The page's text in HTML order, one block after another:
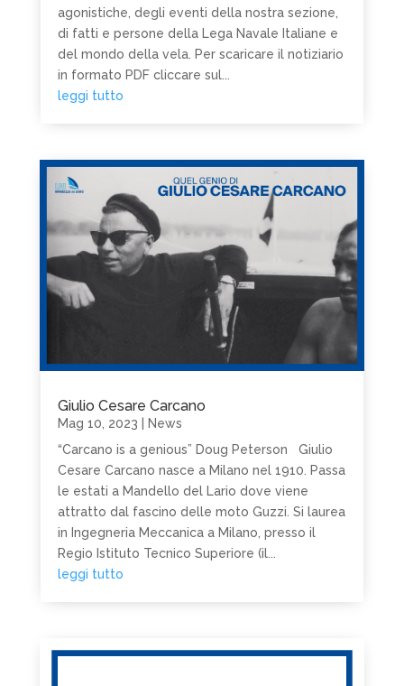
agonistiche, degli eventi della nostra sezione,
di fatti e persone della Lega Navale Italiane e
del mondo della vela. Per scaricare il notiziario
in formato PDF cliccare sul...
leggi tutto
Giulio Cesare Carcano
Mag 10, 2023
News
“Carcano is a genious” Doug Peterson Giulio
Cesare Carcano nasce a Milano nel 1910. Passa
le estati a Mandello del Lario dove viene
attratto dal fascino delle moto Guzzi. Si laurea
in Ingegneria Meccanica a Milano, presso il
Regio Istituto Tecnico Superiore (il...
leggi tutto